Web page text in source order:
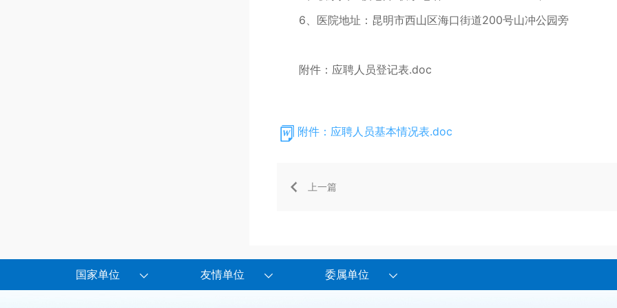
6、医院地址：昆明市西山区海口街道200号山冲公园旁
附件：应聘人员登记表.doc
附件：应聘人员基本情况表.doc
上一篇
国家单位 友情单位 委属单位